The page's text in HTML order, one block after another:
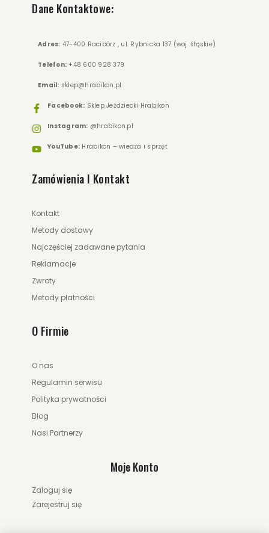
Dane Kontaktowe:
Adres: 47-400 Racibórz , ul. Rybnicka 137 (woj. śląskie)
Telefon: +48 600 928 379
Email: sklep@hrabikon.pl
Facebook: Sklep Jeździecki Hrabikon
Instagram: @hrabikon.pl
YouTube: Hrabikon – wiedza i sprzęt
Zamówienia I Kontakt
Kontakt
Metody dostawy
Najczęściej zadawane pytania
Reklamacje
Zwroty
Metody płatności
O Firmie
O nas
Regulamin serwisu
Polityka prywatności
Blog
Nasi Partnerzy
Moje Konto
Zaloguj się
Zarejestruj się